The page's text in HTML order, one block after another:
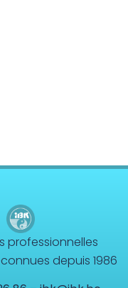
professionnelles
depuis 1986